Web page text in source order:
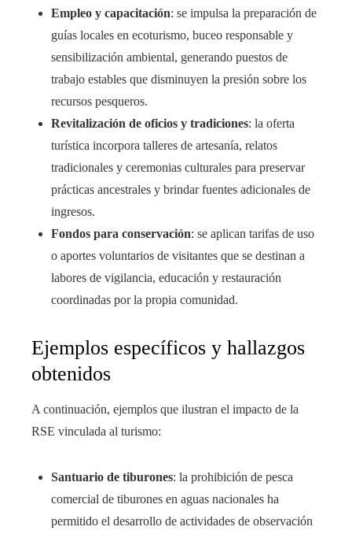
Empleo y capacitación: se impulsa la preparación de
guías locales en ecoturismo, buceo responsable y
sensibilización ambiental, generando puestos de
trabajo estables que disminuyen la presión sobre los
recursos pesqueros.
Revitalización de oficios y tradiciones: la oferta
turística incorpora talleres de artesanía, relatos
tradicionales y ceremonias culturales para preservar
prácticas ancestrales y brindar fuentes adicionales de
ingresos.
Fondos para conservación: se aplican tarifas de uso
o aportes voluntarios de visitantes que se destinan a
labores de vigilancia, educación y restauración
coordinadas por la propia comunidad.
Ejemplos específicos y hallazgos
obtenidos
A continuación, ejemplos que ilustran el impacto de la
RSE vinculada al turismo:
Santuario de tiburones: la prohibición de pesca
comercial de tiburones en aguas nacionales ha
permitido el desarrollo de actividades de observación